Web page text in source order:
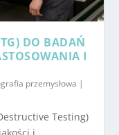
DO BADAŃ
I
przemysłowa |
Testing)